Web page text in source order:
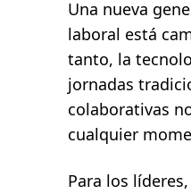
,
m
n
Una nueva
laboral está
tanto, la
jornadas
colaborativas
cualquier
Para los